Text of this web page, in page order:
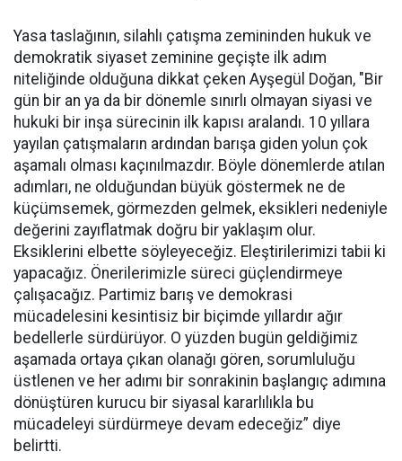
Yasa taslağının, silahlı çatışma zemininden hukuk ve
demokratik siyaset zeminine geçişte ilk adım
niteliğinde olduğuna dikkat çeken Ayşegül Doğan, "Bir
gün bir an ya da bir dönemle sınırlı olmayan siyasi ve
hukuki bir inşa sürecinin ilk kapısı aralandı. 10 yıllara
yayılan çatışmaların ardından barışa giden yolun çok
aşamalı olması kaçınılmazdır. Böyle dönemlerde atılan
adımları, ne olduğundan büyük göstermek ne de
küçümsemek, görmezden gelmek, eksikleri nedeniyle
değerini zayıflatmak doğru bir yaklaşım olur.
Eksiklerini elbette söyleyeceğiz. Eleştirilerimizi tabii ki
yapacağız. Önerilerimizle süreci güçlendirmeye
çalışacağız. Partimiz barış ve demokrasi
mücadelesini kesintisiz bir biçimde yıllardır ağır
bedellerle sürdürüyor. O yüzden bugün geldiğimiz
aşamada ortaya çıkan olanağı gören, sorumluluğu
üstlenen ve her adımı bir sonrakinin başlangıç adımına
dönüştüren kurucu bir siyasal kararlılıkla bu
mücadeleyi sürdürmeye devam edeceğiz” diye
belirtti.